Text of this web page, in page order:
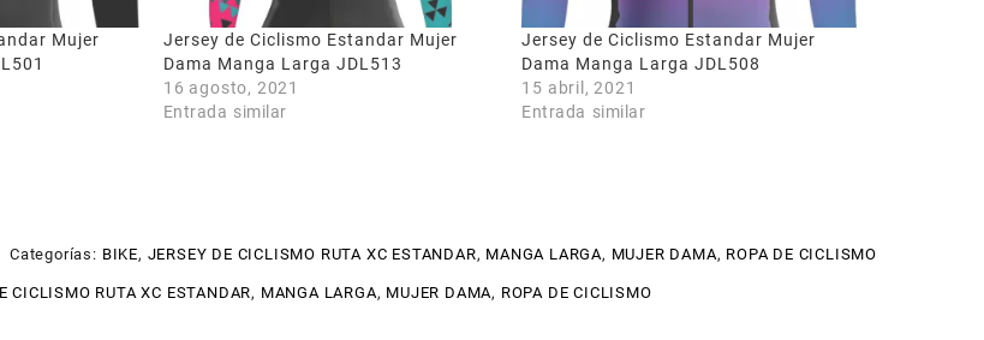
Mujer
Jersey de Ciclismo Estandar Mujer
Dama Manga Larga JDL513
16 agosto, 2021
Entrada similar
Jersey de Ciclismo Estandar Mujer
Dama Manga Larga JDL508
15 abril, 2021
Entrada similar
Categorías: BIKE, JERSEY DE CICLISMO RUTA XC ESTANDAR, MANGA LARGA, MUJER DAMA, ROPA DE CICLISMO
CICLISMO RUTA XC ESTANDAR, MANGA LARGA, MUJER DAMA, ROPA DE CICLISMO